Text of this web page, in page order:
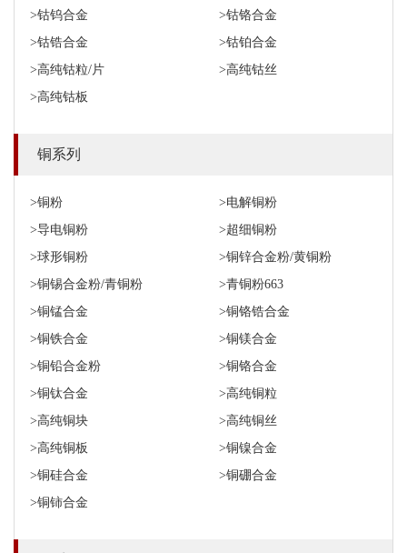
>钴钨合金
>钴铬合金
>钴锆合金
>钴铂合金
>高纯钴粒/片
>高纯钴丝
>高纯钴板
铜系列
>铜粉
>电解铜粉
>导电铜粉
>超细铜粉
>球形铜粉
>铜锌合金粉/黄铜粉
>铜锡合金粉/青铜粉
>青铜粉663
>铜锰合金
>铜铬锆合金
>铜铁合金
>铜镁合金
>铜铅合金粉
>铜铬合金
>铜钛合金
>高纯铜粒
>高纯铜块
>高纯铜丝
>高纯铜板
>铜镍合金
>铜硅合金
>铜硼合金
>铜铈合金